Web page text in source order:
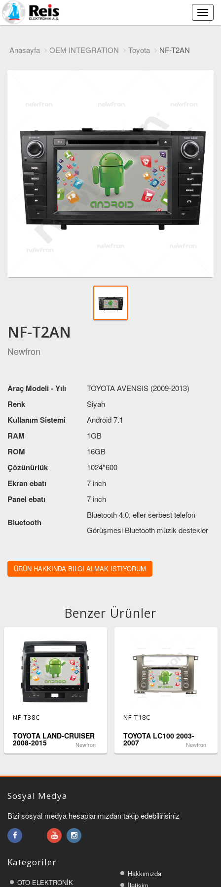
Main
Menu
Anasayfa OEM INTEGRATION Toyota NF-T2AN
NF-T2AN
Newfron
Araç Modeli - Yılı TOYOTA AVENSIS (2009-2013)
Renk Siyah
Kullanım Sistemi Android 7.1
RAM 1GB
ROM 16GB
Çözünürlük 1024*600
Ekran ebatı 7 inch
Panel ebatı 7 inch
Bluetooth
Bluetooth 4.0, eller serbest telefon
Görüşmesi Bluetooth müzik destekler
ayrıca harici mikrofon da içerir
Ses çıkış gücü 4X41W
ÜRÜN HAKKINDA BILGI ALMAK ISTIYORUM
Benzer Ürünler
NF-T38C
TOYOTA LAND-CRUISER
2008-2015 Newfron
NF-T18C
TOYOTA LC100 2003-
2007 Newfron
Sosyal Medya
Bizi sosyal medya hesaplarımızdan takip edebilirisiniz
Kategoriler
OTO ELEKTRONİK
Hakkımızda